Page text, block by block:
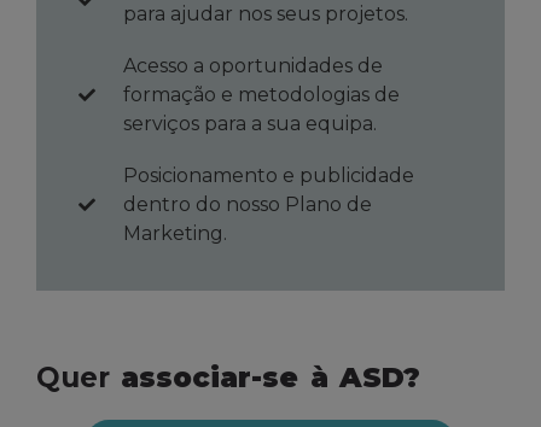
para ajudar nos seus projetos.
Acesso a oportunidades de
formação e metodologias de
serviços para a sua equipa.
Posicionamento e publicidade
dentro do nosso Plano de
Marketing.
Quer associar-se à ASD?